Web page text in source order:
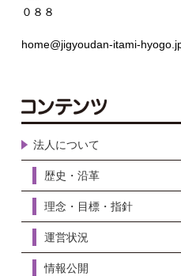
０８８
home@jigyoudan-itami-
法人について
歴史・沿革
理念・目標・指針
運営状況
情報公開